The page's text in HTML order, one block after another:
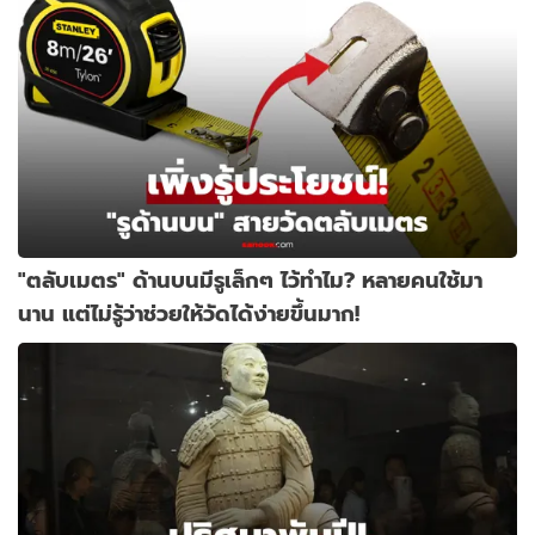
"ตลับเมตร" ด้านบนมีรูเล็กๆ ไว้ทำไม? หลายคนใช้มา
นาน แต่ไม่รู้ว่าช่วยให้วัดได้ง่ายขึ้นมาก!